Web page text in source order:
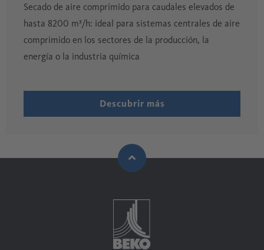
Secado de aire comprimido para caudales elevados de
hasta 8200 m³/h: ideal para sistemas centrales de aire
comprimido en los sectores de la producción, la
energía o la industria química
Descubrir más